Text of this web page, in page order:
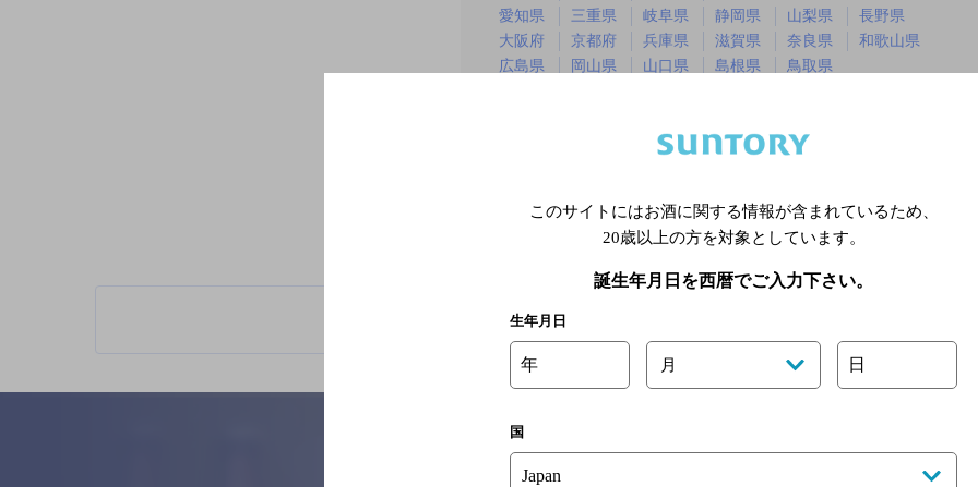
愛知県
三重県 岐阜県 静岡県 山梨県
長野県
大阪府
京都府 兵庫県 滋賀県 奈良県
和歌山県
広島県
岡山県 山口県 島根県
鳥取県
※店舗によりハイボール取り扱い銘
このサイトにはお酒に関する情報が含まれているため、
20歳以上の方を対象としています。
誕生年月日を西暦でご入力下さい。
生年月日
年 月 日
国